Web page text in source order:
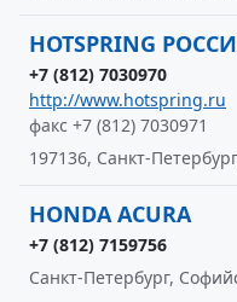
HOTSPRING
+7 (812) 7030970
http://www.hotspring.ru
факс +7 (812) 7030971
197136, Санкт-
HONDA ACURA
+7 (812) 7159756
Санкт-Петербург,